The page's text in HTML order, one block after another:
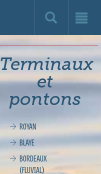
Terminaux
et
pontons
ROYAN
BLAYE
BORDEAUX
(FLUVIAL)